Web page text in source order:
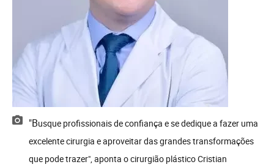
"Busque profissionais de confiança e se dedique a fazer uma
excelente cirurgia e aproveitar das grandes transformações
que pode trazer", aponta o cirurgião plástico Cristian